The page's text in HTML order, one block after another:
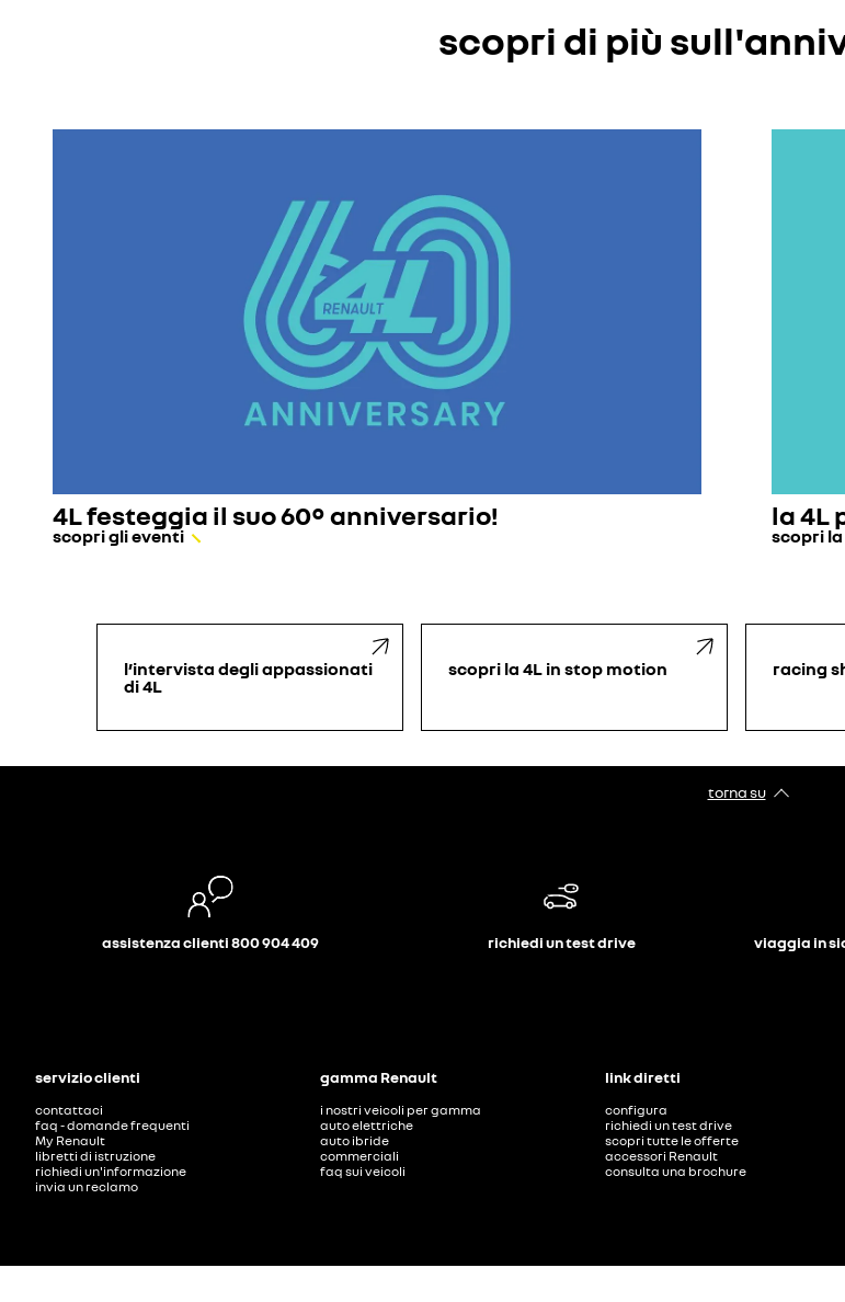
scopri di più
4L festeggia il suo 60° anniversario!
scopri gli eventi
la 4L
scopri
l’intervista degli appassionati
di 4L
scopri la 4L in stop motion racing
torna su
assistenza clienti 800 904 409 richiedi un test drive viaggia in
servizio clienti
contattaci
faq - domande frequenti
My Renault
libretti di istruzione
richiedi un'informazione
invia un reclamo
gamma Renault
i nostri veicoli per gamma
auto elettriche
auto ibride
commerciali
faq sui veicoli
link diretti
configura
richiedi un test drive
scopri tutte le offerte
accessori Renault
consulta una brochure